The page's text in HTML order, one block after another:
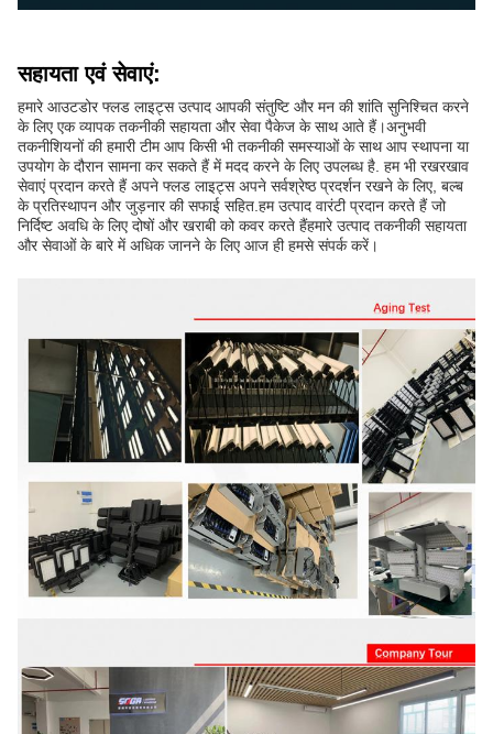
सहायता एवं सेवाएं:
हमारे आउटडोर फ्लड लाइट्स उत्पाद आपकी संतुष्टि और मन की शांति सुनिश्चित करने
के लिए एक व्यापक तकनीकी सहायता और सेवा पैकेज के साथ आते हैं।अनुभवी
तकनीशियनों की हमारी टीम आप किसी भी तकनीकी समस्याओं के साथ आप स्थापना या
उपयोग के दौरान सामना कर सकते हैं में मदद करने के लिए उपलब्ध है. हम भी रखरखाव
सेवाएं प्रदान करते हैं अपने फ्लड लाइट्स अपने सर्वश्रेष्ठ प्रदर्शन रखने के लिए, बल्ब
के प्रतिस्थापन और जुड़नार की सफाई सहित.हम उत्पाद वारंटी प्रदान करते हैं जो
निर्दिष्ट अवधि के लिए दोषों और खराबी को कवर करते हैंहमारे उत्पाद तकनीकी सहायता
और सेवाओं के बारे में अधिक जानने के लिए आज ही हमसे संपर्क करें।